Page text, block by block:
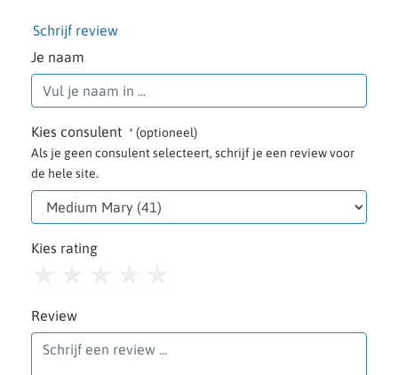
Schrijf review
Je naam
Kies consulent * (optioneel)
Als je geen consulent selecteert, schrijf je een review voor
de hele site.
Kies rating
Review